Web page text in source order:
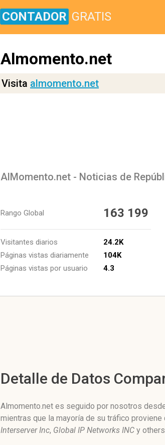
CONTADOR GRATIS
Almomento.net
Visita almomento.net
AlMomento.net - Noticias de
Rango Global 163 199
Visitantes diarios
24.2K
Páginas vistas diariamente
104K
Páginas vistas por usuario
4.3
Detalle de Datos
Almomento.net es seguido por nosotros
mientras que la mayoría de su tráfico
Interserver Inc, Global IP Networks INC y